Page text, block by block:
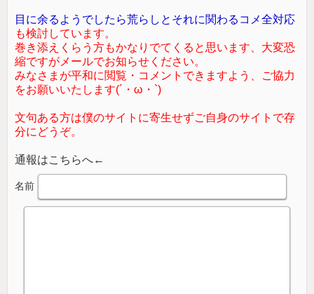
目に余るようでしたら荒らしとそれに関わるコメ全対応
も検討しています。
巻き添えくらう方もかなりでてくると思います、大変恐
縮ですがメールでお知らせください。
みなさまが平和に閲覧・コメントできますよう、ご協力
をお願いいたします(´・ω・`)
文句ある方は僕のサイトに寄生せずご自身のサイトで存
分にどうぞ。
通報はこちらへ←
名前